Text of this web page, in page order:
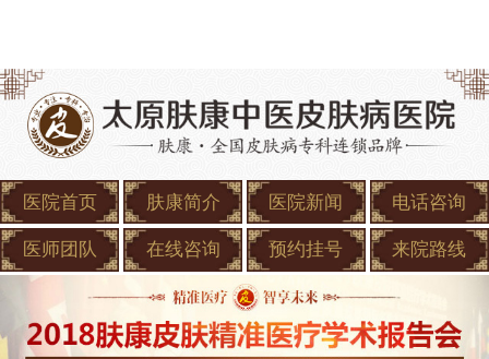
医院首页 肤康简介 医院新闻 电话咨询
医师团队 在线咨询 预约挂号 来院路线